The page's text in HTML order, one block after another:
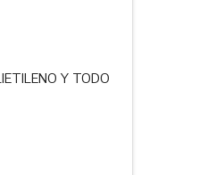
Y TODO